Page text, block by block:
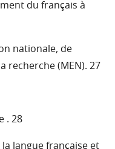
du français à
nationale, de
recherche (MEN). 27
. 28
la langue française et